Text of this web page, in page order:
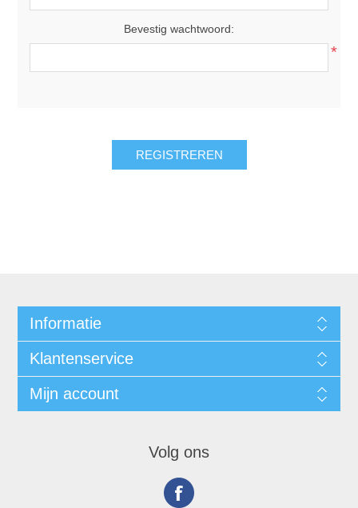
Bevestig wachtwoord:
*
Informatie
Klantenservice
Mijn account
Volg ons